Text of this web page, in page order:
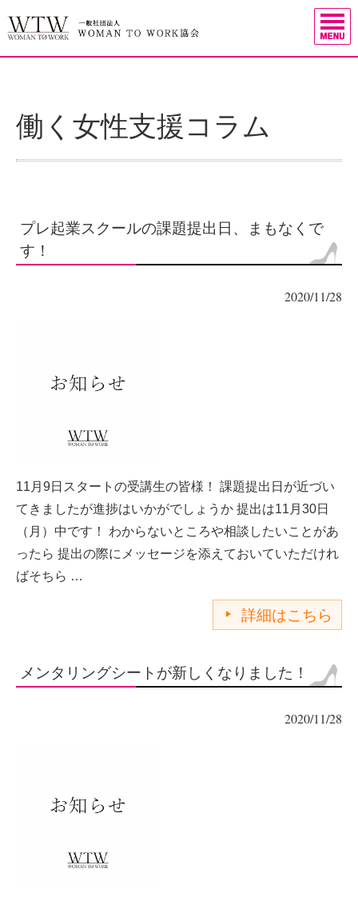
働く女性支援コラム
プレ起業スクールの課題提出日、まもなくで
す！
2020/11/28
11月9日スタートの受講生の皆様！ 課題提出日が近づい
てきましたが進捗はいかがでしょうか 提出は11月30日
（月）中です！ わからないところや相談したいことがあ
ったら 提出の際にメッセージを添えておいていただけれ
ばそちら …
詳細はこちら
メンタリングシートが新しくなりました！
2020/11/28